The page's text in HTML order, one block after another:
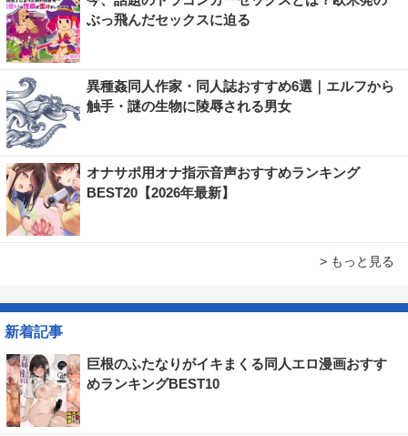
ぶっ飛んだセックスに迫る
異種姦同人作家・同人誌おすすめ6選｜エルフから
触手・謎の生物に陵辱される男女
オナサポ用オナ指示音声おすすめランキング
BEST20【2026年最新】
> もっと見る
新着記事
巨根のふたなりがイキまくる同人エロ漫画おすす
めランキングBEST10